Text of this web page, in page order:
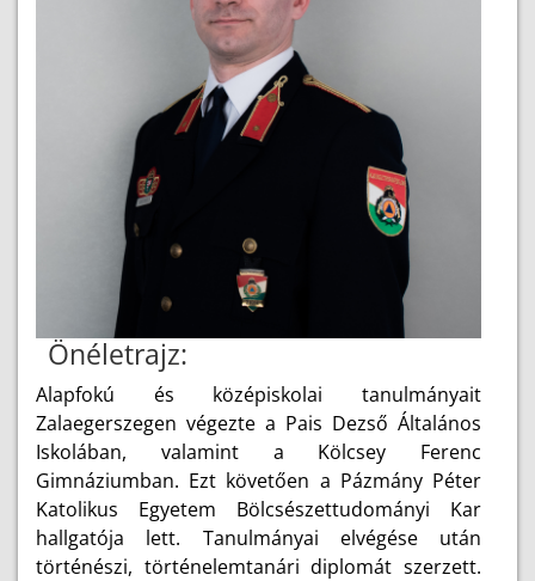
Önéletrajz:
Alapfokú és középiskolai tanulmányait
Zalaegerszegen végezte a Pais Dezső Általános
Iskolában, valamint a Kölcsey Ferenc
Gimnáziumban. Ezt követően a Pázmány Péter
Katolikus Egyetem Bölcsészettudományi Kar
hallgatója lett. Tanulmányai elvégése után
történészi, történelemtanári diplomát szerzett.